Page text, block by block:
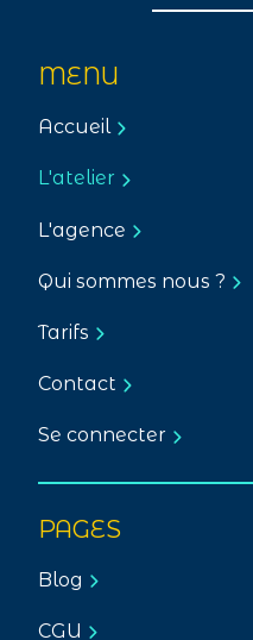
MENU
Accueil
L'atelier
L'agence
Qui sommes nous ?
Tarifs
Contact
Se connecter
PAGES
Blog
CGU